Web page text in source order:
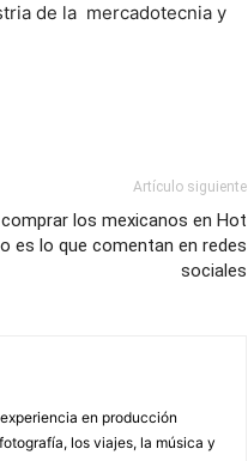
de la mercadotecnia y
Artículo siguiente
los mexicanos en Hot
es lo que comentan en redes
sociales
en producción
los viajes, la música y